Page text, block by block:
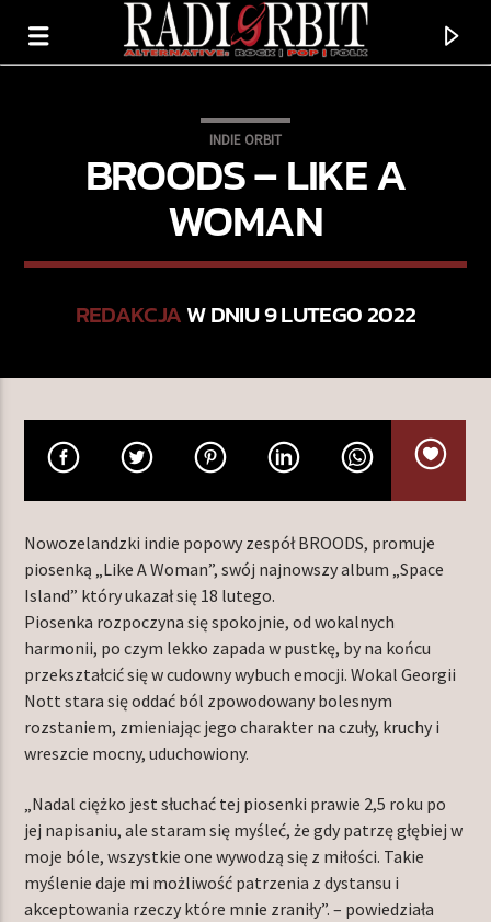
SERWIS MUZYCZNY RADIA ORBIT
TERAZ W RAMÓWCE
INDIE ORBIT
14:00 16:00
NASTĘPNIE W RAMÓWCE
EXTRA ORBIT
16:00 18:00
Radio Orbit
INDIE ORBIT
BROODS – LIKE A
WOMAN
REDAKCJAW DNIU 9 LUTEGO 2022
Nowozelandzki indie popowy zespół BROODS, promuje
piosenką „Like A Woman”, swój najnowszy album „Space
Island” który ukazał się 18 lutego.
Piosenka rozpoczyna się spokojnie, od wokalnych
harmonii, po czym lekko zapada w pustkę, by na końcu
przekształcić się w cudowny wybuch emocji. Wokal Georgii
Nott stara się oddać ból zpowodowany bolesnym
rozstaniem, zmieniając jego charakter na czuły, kruchy i
wreszcie mocny, uduchowiony.
„Nadal ciężko jest słuchać tej piosenki prawie 2,5 roku po
jej napisaniu, ale staram się myśleć, że gdy patrzę głębiej w
moje bóle, wszystkie one wywodzą się z miłości. Takie
myślenie daje mi możliwość patrzenia z dystansu i
akceptowania rzeczy które mnie zraniły”. – powiedziała